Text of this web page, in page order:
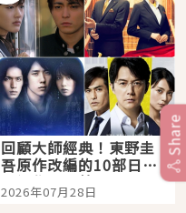
回顧大師經典！東野圭
吾原作改編的10部日本
影視作品推薦
2026年07月28日
Share